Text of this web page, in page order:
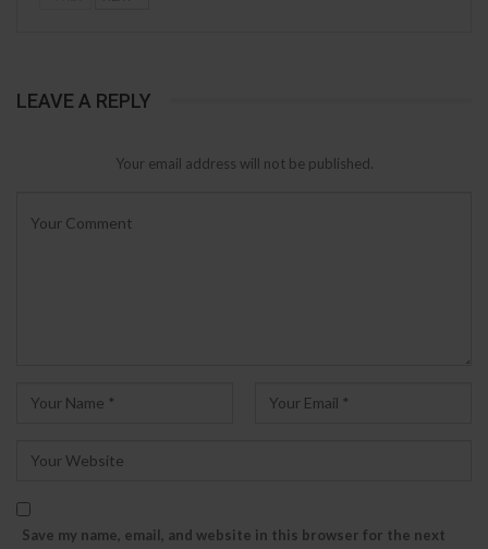
LEAVE A REPLY
Your email address will not be published.
Save my name, email, and website in this browser for the next